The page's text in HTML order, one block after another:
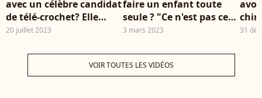
avec un célèbre candidat
de télé-crochet? Elle
sème un gros doute, les
20 juillet 2023
faire un enfant toute
seule ? "Ce n'est pas ce
que je m'étais imaginé,
3 mars 2023
n'ai
31
VOIR TOUTES LES VIDÉOS